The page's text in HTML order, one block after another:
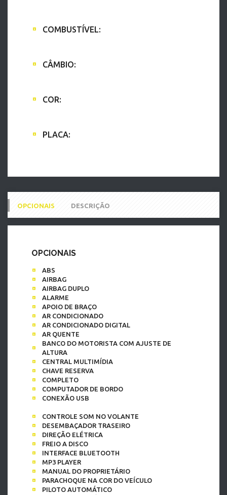
COMBUSTÍVEL:
CÂMBIO:
COR:
PLACA:
OPCIONAIS DESCRIÇÃO
OPCIONAIS
ABS
AIRBAG
AIRBAG DUPLO
ALARME
APOIO DE BRAÇO
AR CONDICIONADO
AR CONDICIONADO DIGITAL
AR QUENTE
BANCO DO MOTORISTA COM AJUSTE DE
ALTURA
CENTRAL MULTIMÍDIA
CHAVE RESERVA
COMPLETO
COMPUTADOR DE BORDO
CONEXÃO USB
CONTROLE SOM NO VOLANTE
DESEMBAÇADOR TRASEIRO
DIREÇÃO ELÉTRICA
FREIO A DISCO
INTERFACE BLUETOOTH
MP3 PLAYER
MANUAL DO PROPRIETÁRIO
PARACHOQUE NA COR DO VEÍCULO
PILOTO AUTOMÁTICO